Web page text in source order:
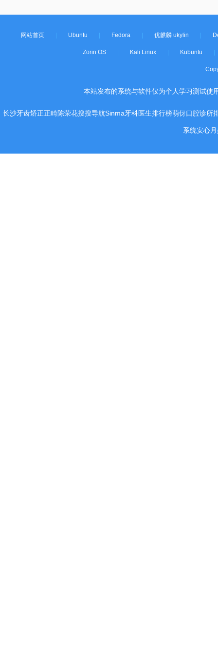
网站首页 Ubuntu Fedora 优麒麟 ukylin
Zorin OS Kali Linux Kubuntu
本站发布的系统与软件仅为个人学习测试使
长沙牙齿矫正正畸陈荣花搜搜导航Sinma牙科医生排行榜萌伢口腔诊所
系统安心